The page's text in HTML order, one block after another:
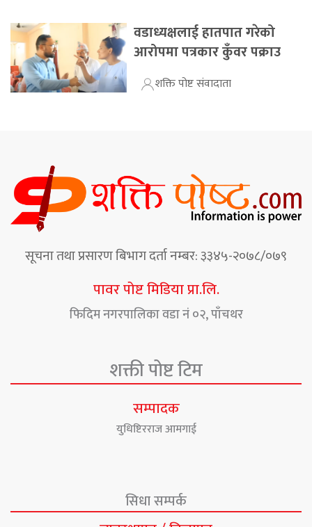
वडाध्यक्षलाई हातपात गरेको
आरोपमा पत्रकार कुँवर पक्राउ
शक्ति पोष्ट संवादाता
सूचना तथा प्रसारण बिभाग दर्ता नम्बर: ३३४५-२०७८/०७९
पावर पोष्ट मिडिया प्रा.लि.
फिदिम नगरपालिका वडा नं ०२, पाँचथर
शक्ती पोष्ट टिम
सम्पादक
युधिष्टिरराज आमगाई
सिधा सम्पर्क